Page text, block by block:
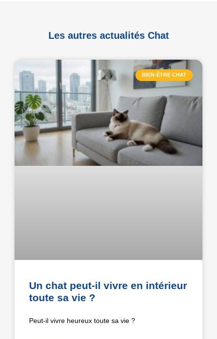
Les autres actualités Chat
BIEN-ÊTRE CHAT
Un chat peut-il vivre en intérieur
toute sa vie ?
Peut-il vivre heureux toute sa vie ?